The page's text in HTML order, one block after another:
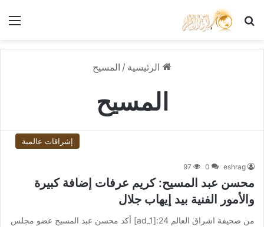
بحث عن
الرئيسية / المسيح
المسيح
إشراقات عالمية
eshrag
0
97
محسن عبد المسيح: كريم عرفات إضافة كبيرة
والأمور الفنية بيد إيهاب جلال
من صحيفة اشراق العالم 24:[ad_1] أكد محسن عبد المسيح عضو مجلس